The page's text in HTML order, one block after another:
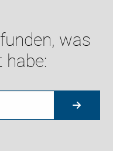
was
habe: